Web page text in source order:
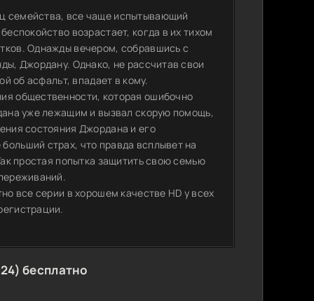
семейства, все чаще испытывающий
возрастает, когда в их тихом
Однажды вечером, собравшись с
Джордану. Однако, не рассчитав свои
об асфальт, впадает в кому.
общественности, которая ошибочно
уже лежащим и вызвал скорую помощь,
состояния Джордана и его
страх, что правда всплывет на
простая попытка защитить свою семью
все серии в хорошем качестве HD у всех
бесплатно